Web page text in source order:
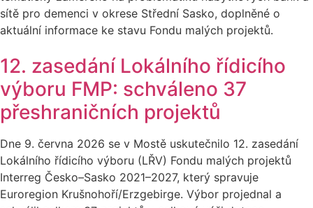
sítě pro demenci v okrese Střední Sasko, doplněné o
aktuální informace ke stavu Fondu malých projektů.
12. zasedání Lokálního řídicího
výboru FMP: schváleno 37
přeshraničních projektů
Dne 9. června 2026 se v Mostě uskutečnilo 12. zasedání
Lokálního řídicího výboru (LŘV) Fondu malých projektů
Interreg Česko–Sasko 2021–2027, který spravuje
Euroregion Krušnohoří/Erzgebirge. Výbor projednal a